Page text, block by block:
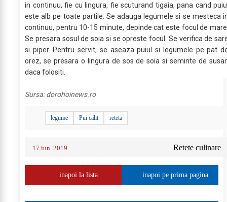
in continuu, fie cu lingura, fie scuturand tigaia, pana cand
este alb pe toate partile. Se adauga legumele si se mesteca
continuu, pentru 10-15 minute, depinde cat este focul de
Se presara sosul de soia si se opreste focul. Se verifica de
si piper. Pentru servit, se aseaza puiul si legumele pe pat
orez, se presara o lingura de sos de soia si seminte de
daca folositi.
Sursa:dorohoinews.ro
legume Pui călit reteta
17 iun. 2019 Retete culinare
inapoi la lista inapoi pe prima pagina